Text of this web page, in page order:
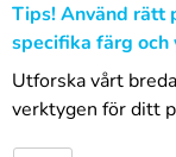
Tips! Använd rätt
specifika färg
Utforska vårt
verktygen för ditt